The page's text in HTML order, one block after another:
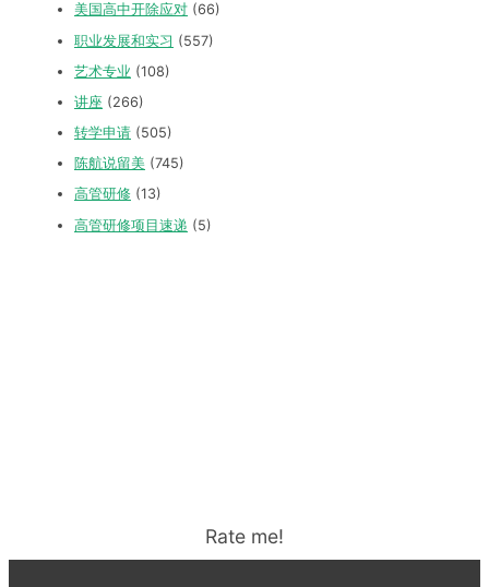
美国高中开除应对 (66)
职业发展和实习 (557)
艺术专业 (108)
讲座 (266)
转学申请 (505)
陈航说留美 (745)
高管研修 (13)
高管研修项目速递 (5)
Rate me!